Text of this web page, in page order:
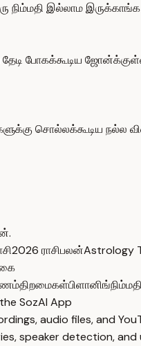
நிம்மதி இல்லாம
தேடி போகக்கூடிய
சொல்லக்கூடிய நல்ல
2026 ராசிபலன்Astrology
திறமைகள்பிளானிங்நிம்மதி
SozAI App
audio files, and
speaker detection, and